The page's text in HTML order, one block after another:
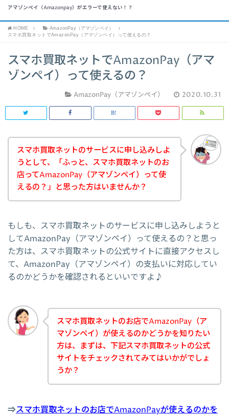
アマゾンペイ（Amazonpay）がエラーで使えない！？
HOME
AmazonPay（アマゾンペイ）
スマホ買取ネットでAmazonPay（アマゾンペイ）って使えるの？
スマホ買取ネットでAmazonPay（アマ
ゾンペイ）って使えるの？
AmazonPay（アマゾンペイ） 2020.10.31
スマホ買取ネットのサービスに申し込みしよ
うとして、「ふっと、スマホ買取ネットのお
店ってAmazonPay（アマゾンペイ）って使
えるの？」と思った方はいませんか？
もしも、スマホ買取ネットのサービスに申し込みしようと
してAmazonPay（アマゾンペイ）って使えるの？と思っ
た方は、スマホ買取ネットの公式サイトに直接アクセスし
て、AmazonPay（アマゾンペイ）の支払いに対応してい
るのかどうかを確認されるといいですよ♪
スマホ買取ネットのお店でAmazonPay（ア
マゾンペイ）が使えるのかどうかを知りたい
方は、まずは、下記スマホ買取ネットの公式
サイトをチェックされてみてはいかがでしょ
うか？
⇒スマホ買取ネットのお店でAmazonPayが使えるのかを